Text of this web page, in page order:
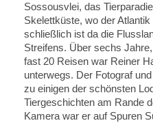
Sossousvlei, das
Skelettküste, wo der
schließlich ist da die
Streifens. Über sechs
fast 20 Reisen war Reiner
unterwegs. Der Fotograf
zu einigen der schönsten
Tiergeschichten am Rande
Kamera war er auf Spuren